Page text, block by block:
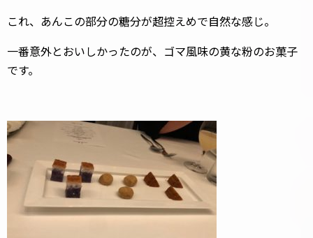
これ、あんこの部分の糖分が超控えめで自然な感じ。
一番意外とおいしかったのが、ゴマ風味の黄な粉のお菓子
です。